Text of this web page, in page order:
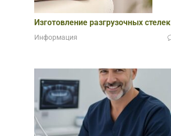
Изготовление разгрузочных стелек
Информация